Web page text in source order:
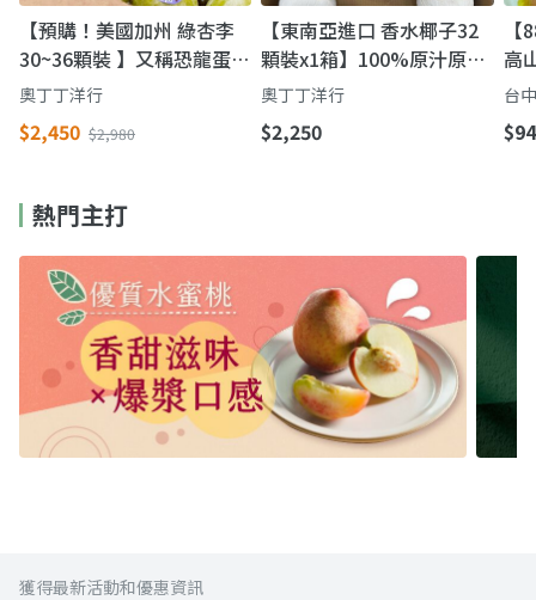
【預購！美國加州 綠杏李
30~36顆裝 】又稱恐龍蛋
李子清甜多汁爽脆可口
奧丁丁洋行
$2,450 $2,980
【東南亞進口 香水椰子32
顆裝x1箱】100%原汁原味
汁多甜度高
奧丁丁洋行
$2,250
高
香
台
熱門主打
獲得最新活動和優惠資訊